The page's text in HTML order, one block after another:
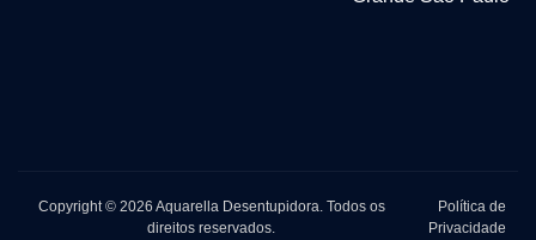
Copyright © 2026 Aquarella Desentupidora. Todos os
direitos reservados.
Política de
Privacidade